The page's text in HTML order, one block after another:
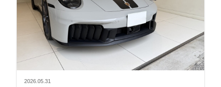
2026.05.31